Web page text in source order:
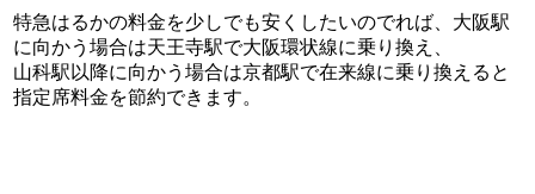
特急はるかの料金を少しでも安くしたいのでれば、大阪駅
に向かう場合は天王寺駅で大阪環状線に乗り換え、
山科駅以降に向かう場合は京都駅で在来線に乗り換えると
指定席料金を節約できます。